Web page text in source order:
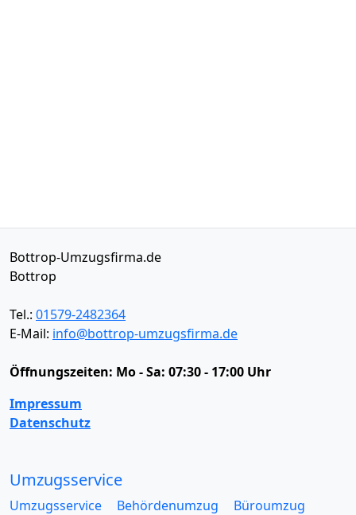
Bottrop-Umzugsfirma.de
Bottrop
Tel.: 01579-2482364
E-Mail: info@bottrop-umzugsfirma.de
Öffnungszeiten: Mo - Sa: 07:30 - 17:00 Uhr
Impressum
Datenschutz
Umzugsservice
Umzugsservice Behördenumzug
Büroumzug